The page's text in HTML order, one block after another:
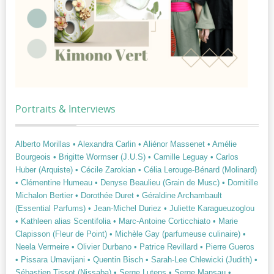
Portraits & Interviews
Alberto Morillas • Alexandra Carlin • Aliénor Massenet • Amélie
Bourgeois • Brigitte Wormser (J.U.S) • Camille Leguay • Carlos
Huber (Arquiste) • Cécile Zarokian • Célia Lerouge-Bénard (Molinard)
• Clémentine Humeau • Denyse Beaulieu (Grain de Musc) • Domitille
Michalon Bertier • Dorothée Duret • Géraldine Archambault
(Essential Parfums) • Jean-Michel Duriez • Juliette Karagueuzoglou
• Kathleen alias Scentifolia • Marc-Antoine Corticchiato • Marie
Clapisson (Fleur de Point) • Michèle Gay (parfumeuse culinaire) •
Neela Vermeire • Olivier Durbano • Patrice Revillard • Pierre Gueros
• Pissara Umavijani • Quentin Bisch • Sarah-Lee Chlewicki (Judith) •